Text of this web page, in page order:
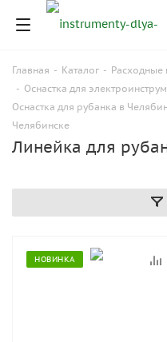
Главная - Каталог - Расходные
- Оснастка для
Оснастка для рубанка в
Челябинске
Линейка для
НОВИНКА